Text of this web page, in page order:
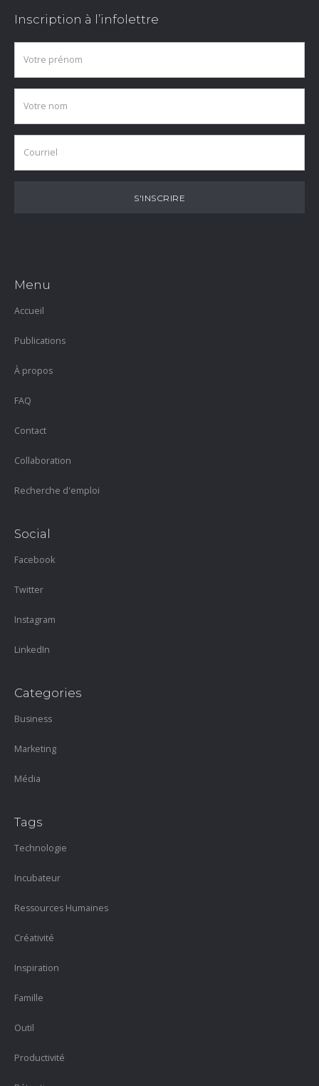
Inscription à l’infolettre
Menu
Accueil
Publications
À propos
FAQ
Contact
Collaboration
Recherche d'emploi
Social
Facebook
Twitter
Instagram
LinkedIn
Categories
Business
Marketing
Média
Tags
Technologie
Incubateur
Ressources Humaines
Créativité
Inspiration
Famille
Outil
Productivité